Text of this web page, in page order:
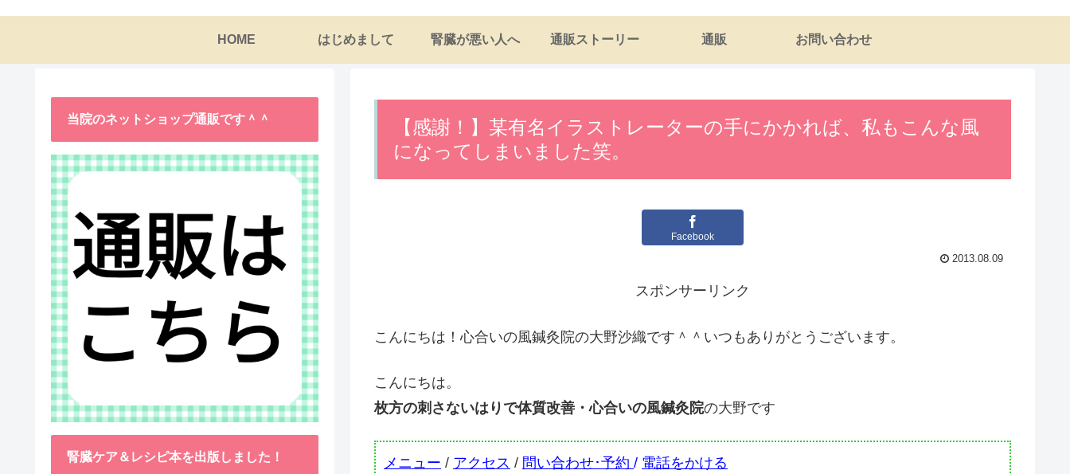
HOME はじめまして 腎臓が悪い人へ 通販ストーリー 通販 お問い合わせ
【感謝！】某有名イラストレーターの手にかかれば、私もこんな風
になってしまいました笑。
Facebook
2013.08.09
スポンサーリンク
こんにちは！心合いの風鍼灸院の大野沙織です＾＾いつもありがとうございます。
こんにちは。
枚方の刺さないはりで体質改善・心合いの風鍼灸院の大野です
メニュー / アクセス / 問い合わせ･予約 / 電話をかける
当院のネットショップ通販です＾＾
腎臓ケア＆レシピ本を出版しました！